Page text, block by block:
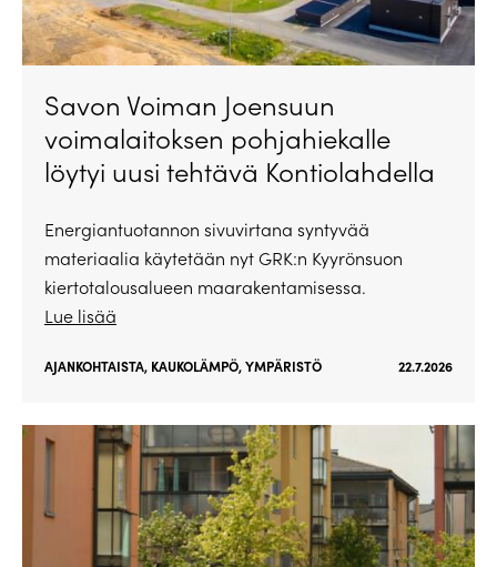
Savon Voiman Joensuun
voimalaitoksen pohjahiekalle
löytyi uusi tehtävä Kontiolahdella
Energiantuotannon sivuvirtana syntyvää
materiaalia käytetään nyt GRK:n Kyyrönsuon
kiertotalousalueen maarakentamisessa.
Lue lisää
AJANKOHTAISTA, KAUKOLÄMPÖ,YMPÄRISTÖ 22.7.2026